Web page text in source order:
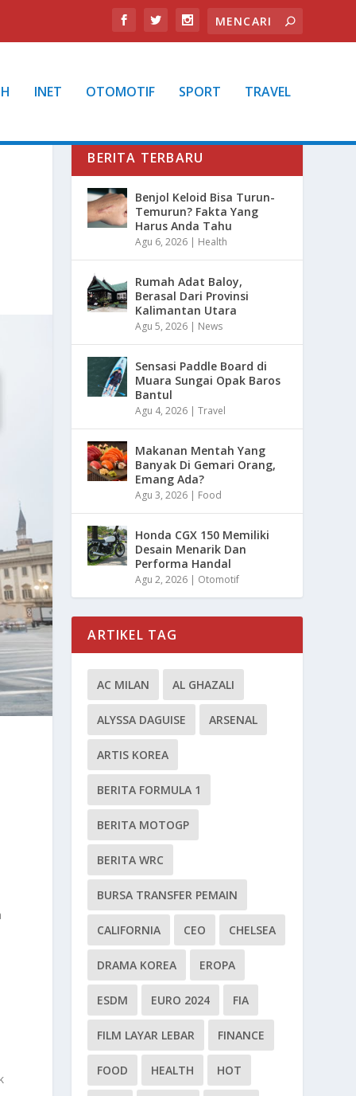
INET OTOMOTIF SPORT TRAVEL
BERITA TERBARU
Benjol Keloid Bisa Turun-
Temurun? Fakta Yang
Harus Anda Tahu
Agu 6, 2026 | Health
Rumah Adat Baloy,
Berasal Dari Provinsi
Kalimantan Utara
Agu 5, 2026 | News
Sensasi Paddle Board di
Muara Sungai Opak Baros
Bantul
Agu 4, 2026 |Travel
Makanan Mentah Yang
Banyak Di Gemari Orang,
Emang Ada?
Agu 3, 2026 | Food
Honda CGX 150 Memiliki
Desain Menarik Dan
Performa Handal
Agu 2, 2026 | Otomotif
ARTIKEL TAG
AC MILAN AL GHAZALI
ALYSSA DAGUISE ARSENAL
ARTIS KOREA
BERITA FORMULA 1
BERITA MOTOGP
BERITA WRC
BURSA TRANSFER PEMAIN
CALIFORNIA CEO CHELSEA
DRAMA KOREA EROPA
ESDM EURO 2024 FIA
FILM LAYAR LEBAR FINANCE
FOOD HEALTH HOT